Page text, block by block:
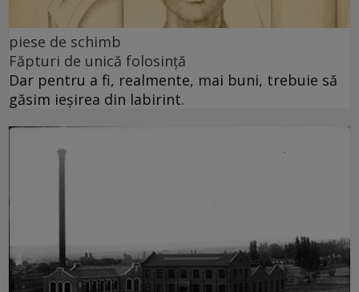
piese de schimb
Făpturi de unică folosință
Dar pentru a fi, realmente, mai buni, trebuie să
găsim ieșirea din labirint.